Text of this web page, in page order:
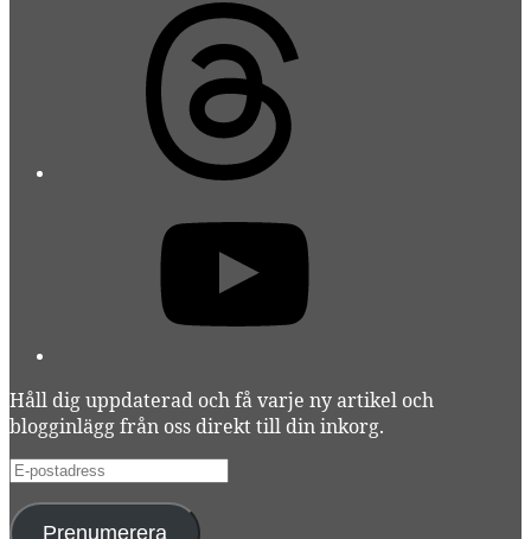
Håll dig uppdaterad och få varje ny artikel och
blogginlägg från oss direkt till din inkorg.
E-
postadress
Prenumerera